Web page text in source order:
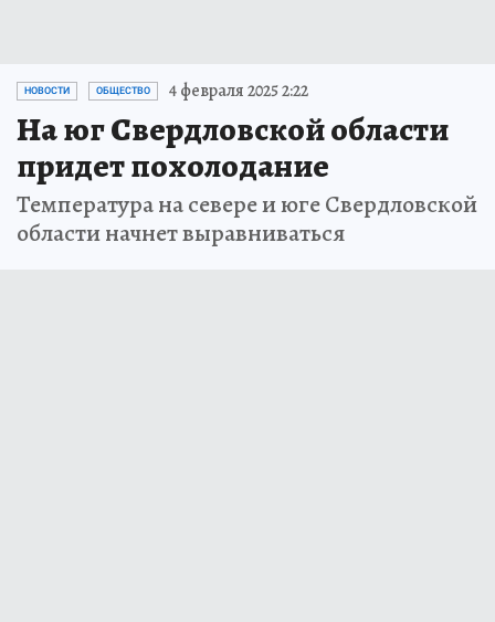
НОВОСТИ ОБЩЕСТВО 4 февраля 2025 2:22
На юг Свердловской области
придет похолодание
Температура на севере и юге Свердловской
области начнет выравниваться